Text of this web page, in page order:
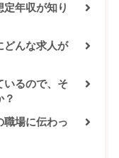
年収が知り
どんな求人が
いるので、そ
？
職場に伝わっ